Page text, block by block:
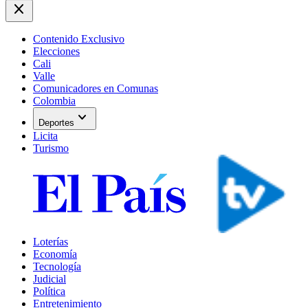
close
Contenido Exclusivo
Elecciones
Cali
Valle
Comunicadores en Comunas
Colombia
Deportes expand_more
Licita
Turismo
Loterías
Economía
Tecnología
Judicial
Política
Entretenimiento